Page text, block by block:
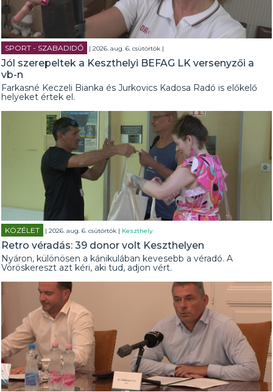
SPORT - SZABADIDŐ | 2026. aug. 6. csütörtök |
Jól szerepeltek a Keszthelyi BEFAG LK versenyzői a
vb-n
Farkasné Keczeli Bianka és Jurkovics Kadosa Radó is előkelő
helyeket értek el.
KÖZÉLET | 2026. aug. 6. csütörtök | Keszthely
Retro véradás: 39 donor volt Keszthelyen
Nyáron, különösen a kánikulában kevesebb a véradó. A
Vöröskereszt azt kéri, aki tud, adjon vért.